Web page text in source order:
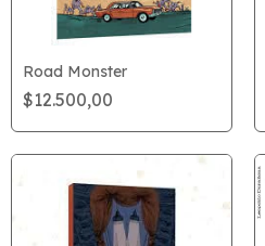
Road Monster
$12.500,00